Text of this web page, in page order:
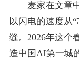
麦家在文章
以闪电的速度从
缝。2026年这个
造中国AI第一城